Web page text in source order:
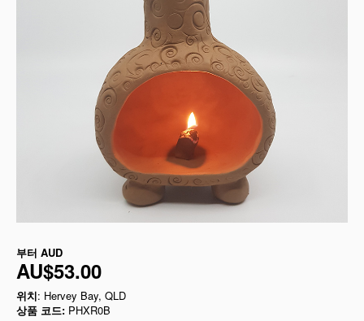
부터 AUD
AU$53.00
위치: Hervey Bay, QLD
상품 코드: PHXR0B